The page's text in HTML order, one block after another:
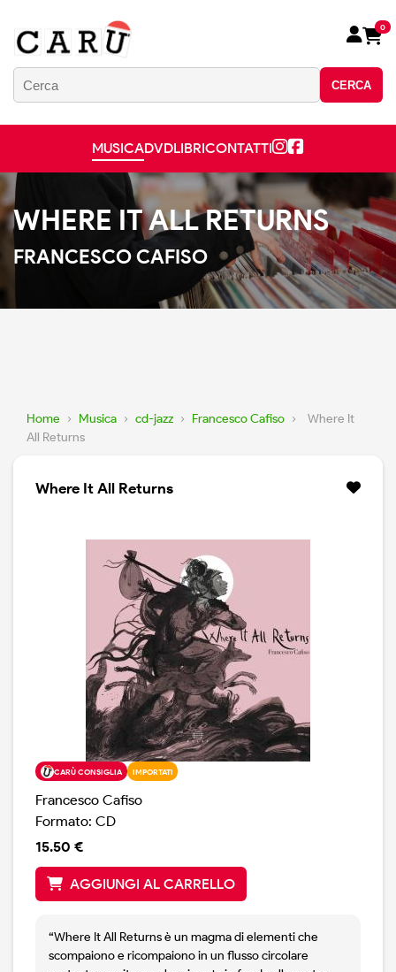
CERCA
0
MUSICADVDLIBRICONTATTI
WHERE IT ALL RETURNS
FRANCESCO CAFISO
Home › Musica › cd-jazz › Francesco Cafiso ›
Where It
All Returns
Where It All Returns
CARÙ CONSIGLIA IMPORTATI
Francesco Cafiso
Formato: CD
15.50 €
AGGIUNGI AL CARRELLO
“Where It All Returns è un magma di elementi che
scompaiono e ricompaiono in un flusso circolare